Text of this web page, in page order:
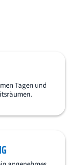
Tagen und